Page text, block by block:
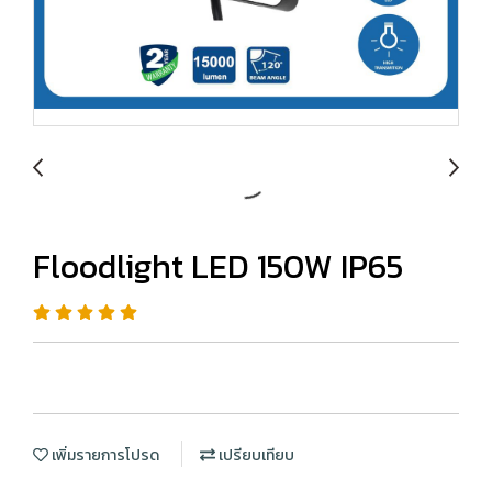
Floodlight LED 150W IP65
เพิ่มรายการโปรด เปรียบเทียบ